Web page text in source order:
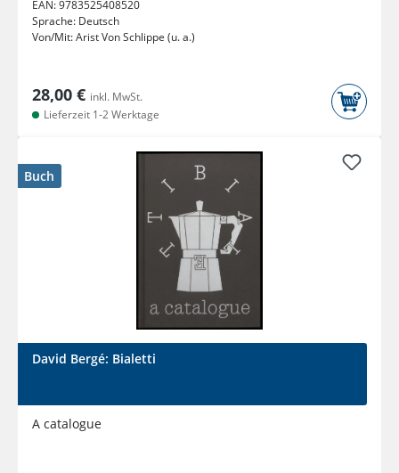
EAN:9783525408520
Sprache: Deutsch
Von/Mit:Arist Von Schlippe (u. a.)
28,00 € inkl. MwSt.
Lieferzeit 1-2 Werktage
Buch
David Bergé: Bialetti
A catalogue